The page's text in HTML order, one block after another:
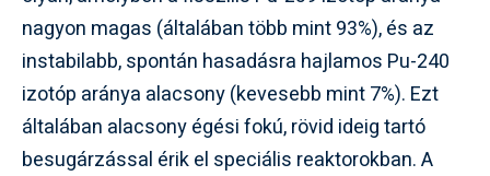
nagyon magas (általában több mint 93%), és az
instabilabb, spontán hasadásra hajlamos Pu-240
izotóp aránya alacsony (kevesebb mint 7%). Ezt
általában alacsony égési fokú, rövid ideig tartó
besugárzással érik el speciális reaktorokban. A